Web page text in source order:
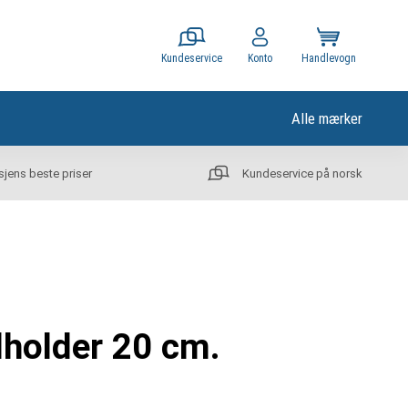
Kundeservice Konto Handlevogn
Alle mærker
beste priser Kundeservice på norsk
20 cm.